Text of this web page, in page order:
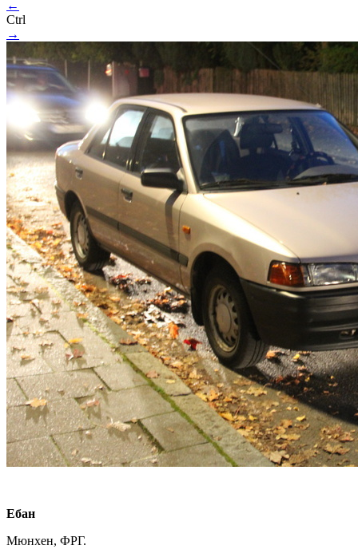
←
Ctrl
→
Ебан
Мюнхен, ФРГ.